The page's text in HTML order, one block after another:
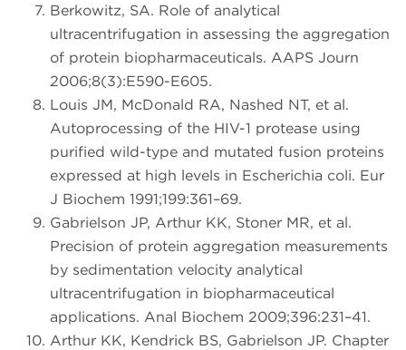
Berkowitz, SA. Role of analytical
ultracentrifugation in assessing the aggregation
of protein biopharmaceuticals. AAPS Journ
2006;8(3):E590-E605.
Louis JM, McDonald RA, Nashed NT, et al.
Autoprocessing of the HIV-1 protease using
purified wild-type and mutated fusion proteins
expressed at high levels in Escherichia coli. Eur
J Biochem 1991;199:361–69.
Gabrielson JP, Arthur KK, Stoner MR, et al.
Precision of protein aggregation measurements
by sedimentation velocity analytical
ultracentrifugation in biopharmaceutical
applications. Anal Biochem 2009;396:231–41.
Arthur KK, Kendrick BS, Gabrielson JP. Chapter